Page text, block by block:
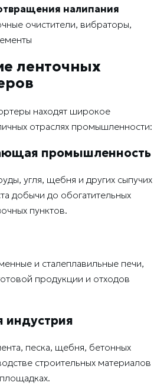
налипания
очистители, вибраторы,
ленточных
находят широкое
отраслях промышленности:
промышленность
угля, щебня и других сыпучих
добычи до обогатительных
пунктов.
и сталеплавильные печи,
продукции и отходов
индустрия
песка, щебня, бетонных
строительных материалов